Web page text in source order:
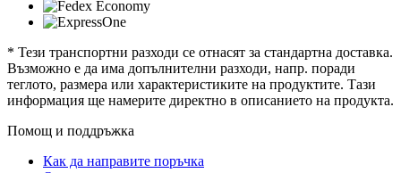
* Тези транспортни разходи се отнасят за стандартна доставка.
Възможно е да има допълнителни разходи, напр. поради
теглото, размера или характеристиките на продуктите. Тази
информация ще намерите директно в описанието на продукта.
Помощ и поддръжка
Как да направите поръчка